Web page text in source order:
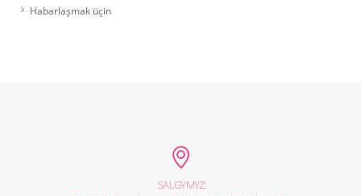
Habarlaşmak üçin
SALGYMYZ: